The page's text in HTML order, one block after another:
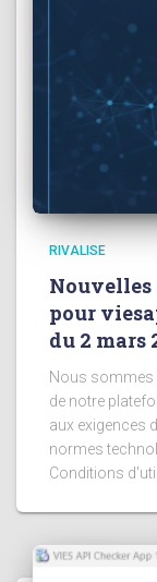
RIVALISE
pour
du 2 mars
Nous sommes
de notre
aux exigences
normes
Conditions